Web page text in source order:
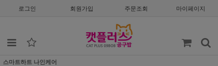
로그인 회원가입 주문조회 마이페이지
스마트하트 나인케어